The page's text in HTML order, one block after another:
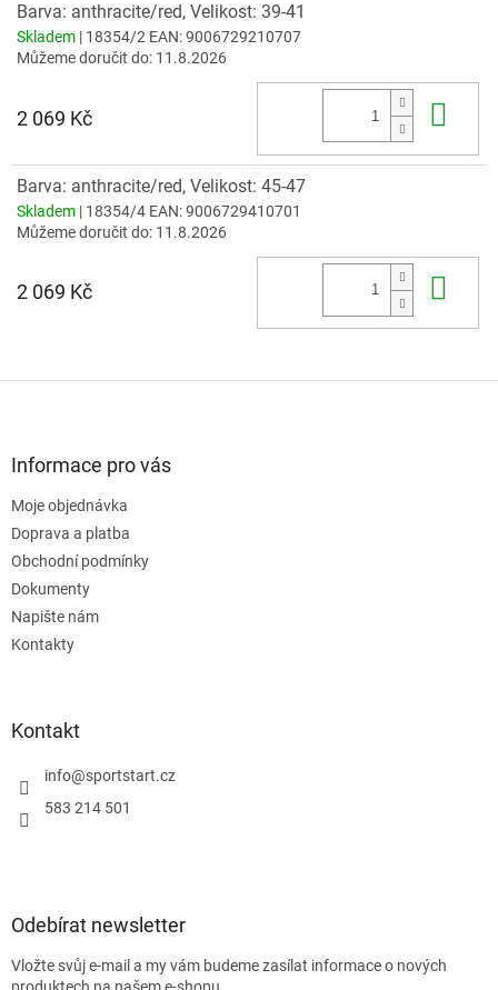
Barva: anthracite/red, Velikost: 39-41
Skladem | 18354/2 EAN:9006729210707
Můžeme doručit do: 11.8.2026
2 069 Kč
Barva: anthracite/red, Velikost: 45-47
Skladem | 18354/4 EAN:9006729410701
Můžeme doručit do: 11.8.2026
2 069 Kč
Informace pro vás
Moje objednávka
Doprava a platba
Obchodní podmínky
Dokumenty
Napište nám
Kontakty
Kontakt
info@sportstart.cz
583 214 501
Odebírat newsletter
Vložte svůj e-mail a my vám budeme zasílat informace o nových